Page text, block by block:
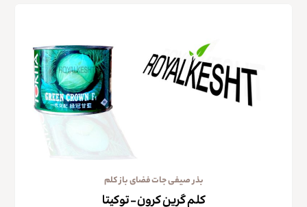
بذر صیفی جات فضای باز کلم
کلم گرین کرون – توکیتا